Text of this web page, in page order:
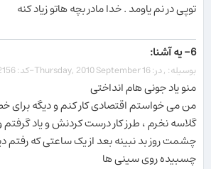
توپی در نم یاومد . خدا مادر بچه هاتو زیاد کنه
6- یه آشنا:
بوسیله: , در: Thursday, 2010 September 16-کد: 2156
منو یاد جونی هام انداختی
من می خواستم اقتصادی کار کنم و دیگه برای
گلاسه نخرم ، طرز کار درست کردنش و یاد
چشمت روز بد نبینه بعد از یک ساعتی که رفتم
چسبیده روی سینی ها